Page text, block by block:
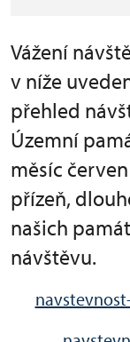
Vážení
v níže
přehled
Územní
měsíc
přízeň,
našich
návštěvu.